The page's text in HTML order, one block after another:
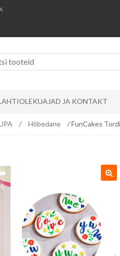
JA KONTAKT
/ Hõbedane / FunCakes